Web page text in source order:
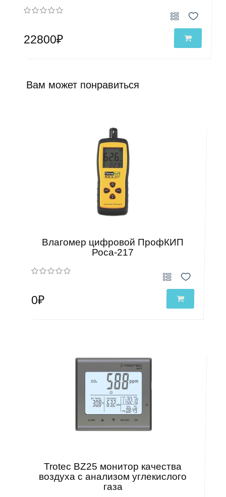
22800₽
Вам может понравиться
Влагомер цифровой ПрофКИП
Роса-217
0₽
Trotec BZ25 монитор качества
воздуха с анализом углекислого
газа